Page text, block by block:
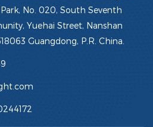
No. 020, South Seventh
Yuehai Street, Nanshan
Guangdong, P.R. China.